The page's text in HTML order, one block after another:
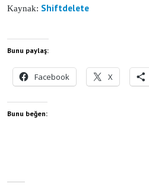
Kaynak: Shiftdelete
Bunu paylaş:
Facebook X
Bunu beğen: